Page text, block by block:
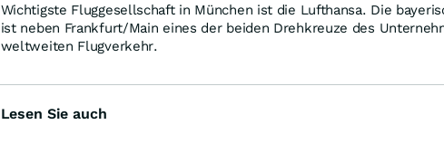
Wichtigste Fluggesellschaft in München ist die Lufthansa. Die
ist neben Frankfurt/Main eines der beiden Drehkreuze des
weltweiten Flugverkehr.
Lesen Sie auch